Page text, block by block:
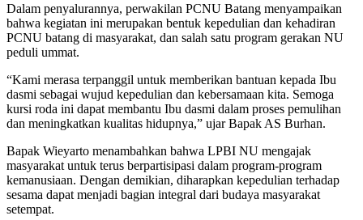
Dalam penyalurannya, perwakilan PCNU Batang menyampaikan
bahwa kegiatan ini merupakan bentuk kepedulian dan kehadiran
PCNU batang di masyarakat, dan salah satu program gerakan NU
peduli ummat.
“Kami merasa terpanggil untuk memberikan bantuan kepada Ibu
dasmi sebagai wujud kepedulian dan kebersamaan kita. Semoga
kursi roda ini dapat membantu Ibu dasmi dalam proses pemulihan
dan meningkatkan kualitas hidupnya,” ujar Bapak AS Burhan.
Bapak Wieyarto menambahkan bahwa LPBI NU mengajak
masyarakat untuk terus berpartisipasi dalam program-program
kemanusiaan. Dengan demikian, diharapkan kepedulian terhadap
sesama dapat menjadi bagian integral dari budaya masyarakat
setempat.